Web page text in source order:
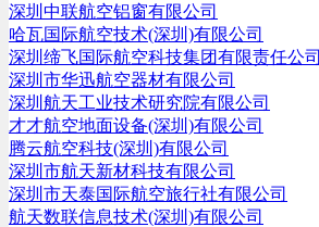
深圳中联航空铝窗有限公司
哈瓦国际航空技术(深圳)有限公司
深圳缔飞国际航空科技集团有限责任公司
深圳市华迅航空器材有限公司
深圳航天工业技术研究院有限公司
才才航空地面设备(深圳)有限公司
腾云航空科技(深圳)有限公司
深圳市航天新材科技有限公司
深圳市天泰国际航空旅行社有限公司
航天数联信息技术(深圳)有限公司